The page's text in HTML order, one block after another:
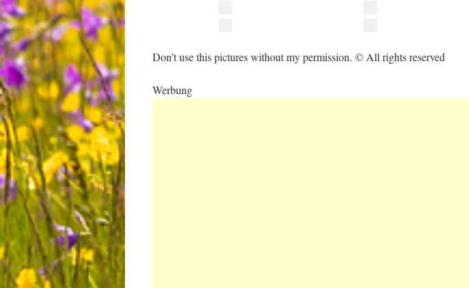
Don’t use this pictures without my permission. © All rights reserved
Werbung